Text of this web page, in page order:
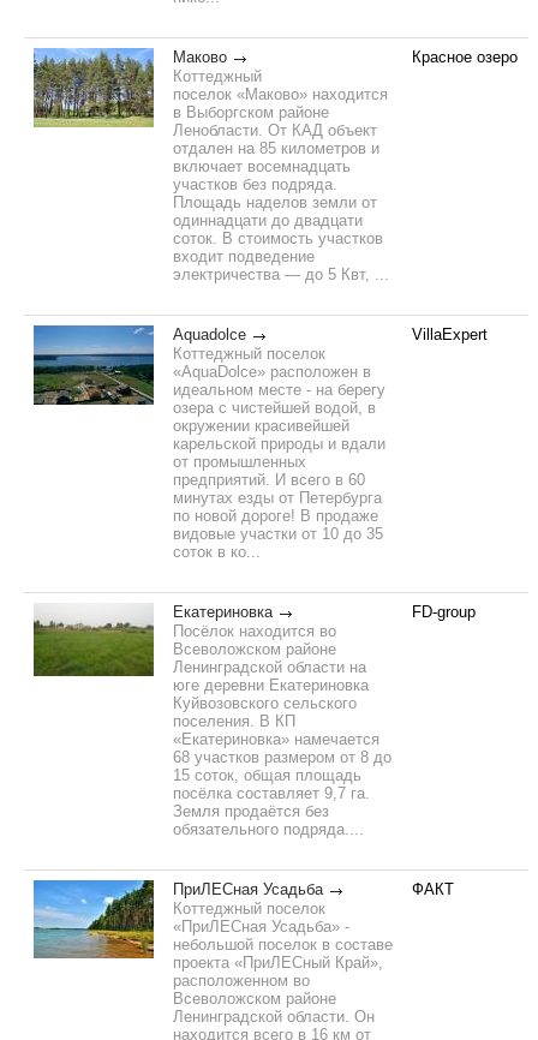
Маково
Коттеджный
поселок «Маково» находится
в Выборгском районе
Ленобласти. От КАД объект
отдален на 85 километров и
включает восемнадцать
участков без подряда.
Площадь наделов земли от
одиннадцати до двадцати
соток. В стоимость участков
входит подведение
электричества — до 5 Квт, ...
Красное озеро
Aquadolce
Коттеджный поселок
«AquaDolce» расположен в
идеальном месте - на берегу
озера с чистейшей водой, в
окружении красивейшей
карельской природы и вдали
от промышленных
предприятий. И всего в 60
минутах езды от Петербурга
по новой дороге! В продаже
видовые участки от 10 до 35
соток в ко...
VillaExpert
Екатериновка
Посёлок находится во
Всеволожском районе
Ленинградской области на
юге деревни Екатериновка
Куйвозовского сельского
поселения. В КП
«Екатериновка» намечается
68 участков размером от 8 до
15 соток, общая площадь
посёлка составляет 9,7 га.
Земля продаётся без
обязательного подряда....
FD-group
ПриЛЕСная Усадьба
Коттеджный поселок
«ПриЛЕСная Усадьба» -
небольшой поселок в составе
проекта «ПриЛЕСный Край»,
расположенном во
Всеволожском районе
Ленинградской области. Он
находится всего в 16 км от
ФАКТ